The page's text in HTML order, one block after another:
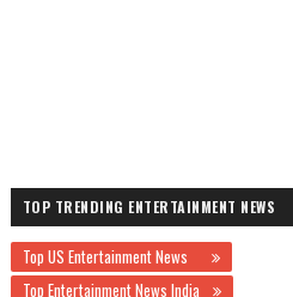
TOP TRENDING ENTERTAINMENT NEWS
Top US Entertainment News
Top Entertainment News India